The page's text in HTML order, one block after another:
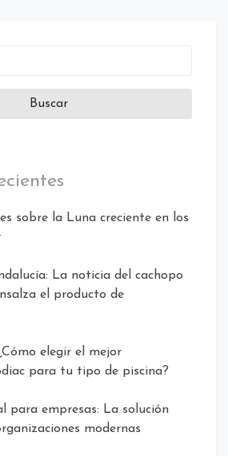
sobre la Luna creciente en los
La noticia del cachopo
el producto de
elegir el mejor
para tu tipo de piscina?
para empresas: La solución
modernas